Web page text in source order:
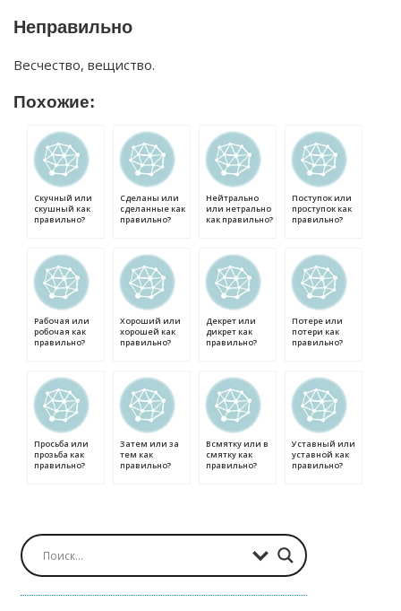
Неправильно
Весчество, вещиство.
Похожие:
Скучный или
скушный как
правильно?
Сделаны или
сделанные как
правильно?
Нейтрально
или нетрально
как правильно?
Поступок или
проступок как
правильно?
Рабочая или
робочая как
правильно?
Хороший или
хорошей как
правильно?
Декрет или
дикрет как
правильно?
Потере или
потери как
правильно?
Просьба или
прозьба как
правильно?
Затем или за
тем как
правильно?
Всмятку или в
смятку как
правильно?
Уставный или
уставной как
правильно?